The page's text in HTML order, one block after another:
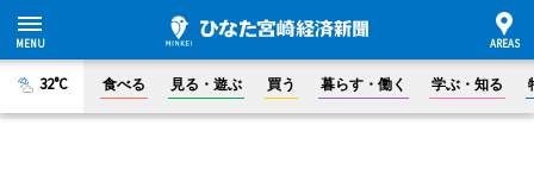
32°C 食べる 見る・遊ぶ 買う 暮らす・働く 学ぶ・知る